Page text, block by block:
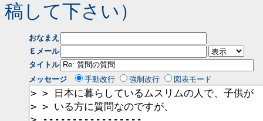
稿して下さい）
おなまえ
Ｅメール
タイトル
メッセージ
手動改行 強制改行 図表モード